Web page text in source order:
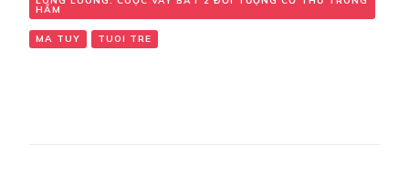
HẦM
MA TUY TUOI TRE